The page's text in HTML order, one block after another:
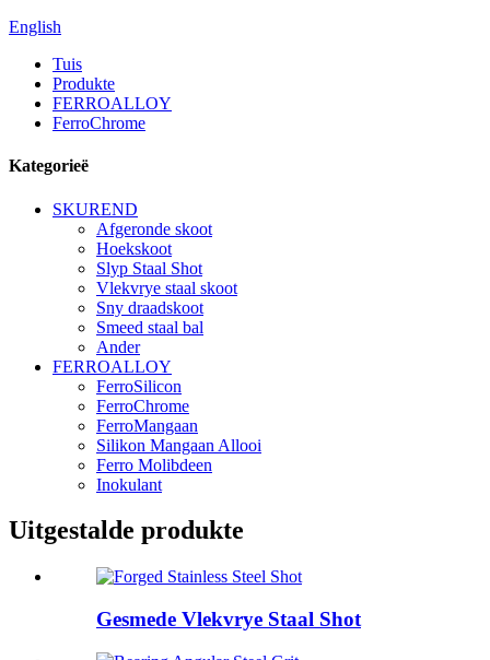
English
Tuis
Produkte
FERROALLOY
FerroChrome
Kategorieë
SKUREND
Afgeronde skoot
Hoekskoot
Slyp Staal Shot
Vlekvrye staal skoot
Sny draadskoot
Smeed staal bal
Ander
FERROALLOY
FerroSilicon
FerroChrome
FerroMangaan
Silikon Mangaan Allooi
Ferro Molibdeen
Inokulant
Uitgestalde produkte
Gesmede Vlekvrye Staal Shot